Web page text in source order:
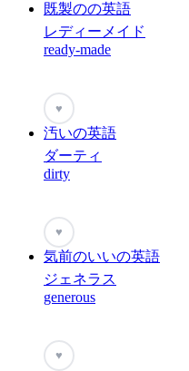
既製のの英語
レディーメイド
ready-made
♥
汚いの英語
ダーティ
dirty
♥
気前のいいの英語
ジェネラス
generous
♥